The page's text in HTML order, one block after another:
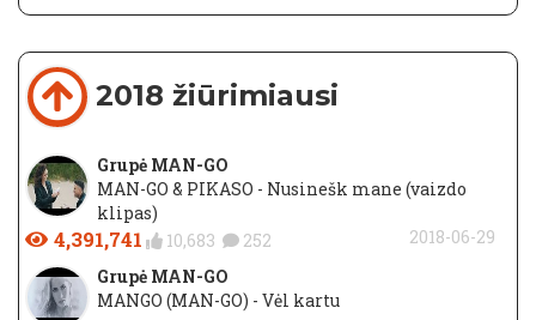
2018 žiūrimiausi
Grupė MAN-GO
MAN-GO & PIKASO - Nusinešk mane (vaizdo
klipas)
4,391,741 10,683 252
2018-06-29
Grupė MAN-GO
MANGO (MAN-GO) - Vėl kartu